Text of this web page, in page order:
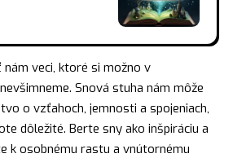
nám veci, ktoré si možno v
Snová stuha nám môže
o vzťahoch, jemnosti a spojeniach,
dôležité. Berte sny ako inšpiráciu a
k osobnému rastu a vnútornému